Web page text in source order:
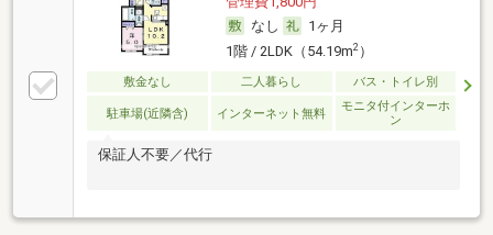
なし
1ヶ月
1階 / 2LDK（54.19m2）
敷金なし 二人暮らし バス・トイレ別
駐車場(近隣含) インターネット無料
モニタ付インターホ
ン
保証人不要／代行